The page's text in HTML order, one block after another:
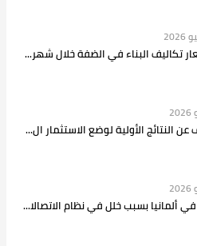
تكاليف البناء في الضفة خلال شهر...
النتائج الأولية لوضع الاستثمار ال...
ألمانيا بسبب خلل في نظام الاتصالا...